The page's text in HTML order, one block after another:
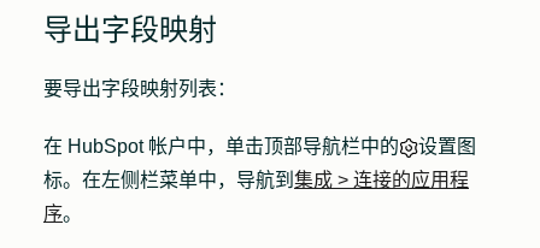
导出字段映射
要导出字段映射列表：
在 HubSpot 帐户中，单击顶部导航栏中的
设置图
标。在左侧栏菜单中，导航到 集成 > 连接的应用程
序。